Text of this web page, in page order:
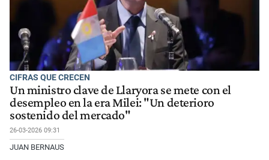
CIFRAS QUE CRECEN
Un ministro clave de Llaryora se mete con el
desempleo en la era Milei: "Un deterioro
sostenido del mercado"
26-03-2026 09:31
JUAN BERNAUS